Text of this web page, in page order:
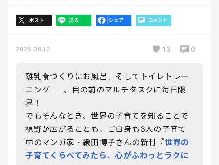
2025.09.12 13 0
離乳食づくりにお風呂、そしてトイレトレー
ニング……。目の前のマルチタスクに毎日限
界！
でもそんなとき、世界の子育てを知ることで
視野が広がることも。ご自身も3人の子育て
中のマンガ家・織田博子さんの新刊『世界の
子育てくらべてみたら、心がふわっとラクに